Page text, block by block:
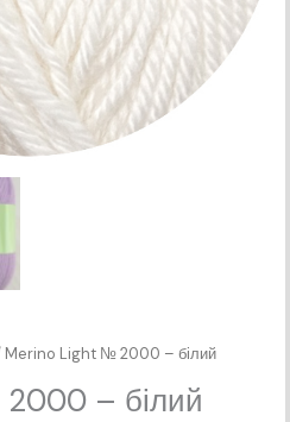
Light № 2000 – білий
– білий